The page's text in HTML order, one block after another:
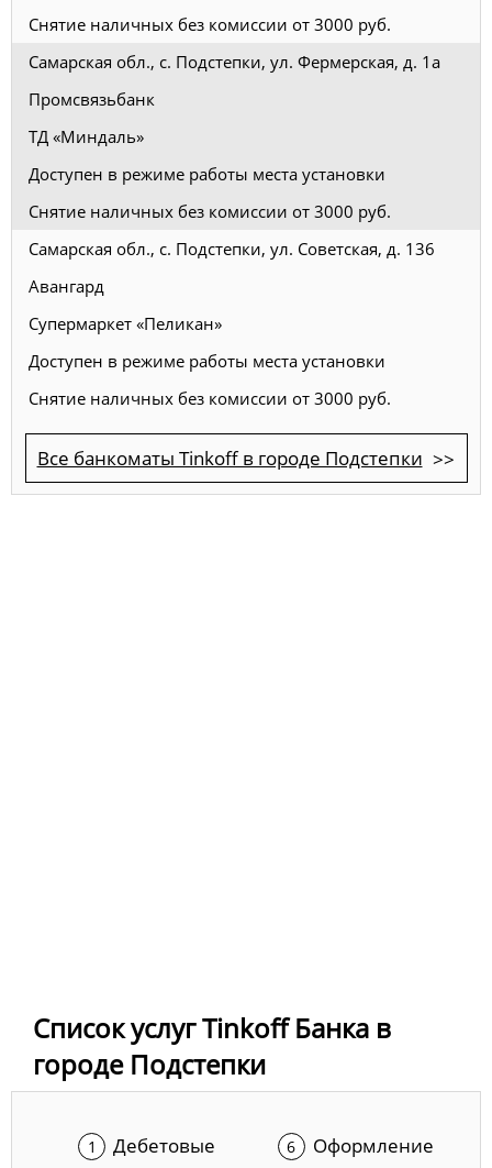
Снятие наличных без комиссии от 3000 руб.
Самарская обл., с. Подстепки, ул. Фермерская, д. 1а
Промсвязьбанк
ТД «Миндаль»
Доступен в режиме работы места установки
Снятие наличных без комиссии от 3000 руб.
Самарская обл., с. Подстепки, ул. Советская, д. 136
Авангард
Супермаркет «Пеликан»
Доступен в режиме работы места установки
Снятие наличных без комиссии от 3000 руб.
Все банкоматы Tinkoff в городе Подстепки
Список услуг Tinkoff Банка в
городе Подстепки
Дебетовые
Оформление